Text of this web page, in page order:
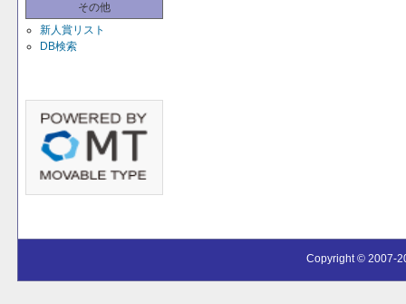
その他
新人賞リスト
DB検索
Copyright © 2007-